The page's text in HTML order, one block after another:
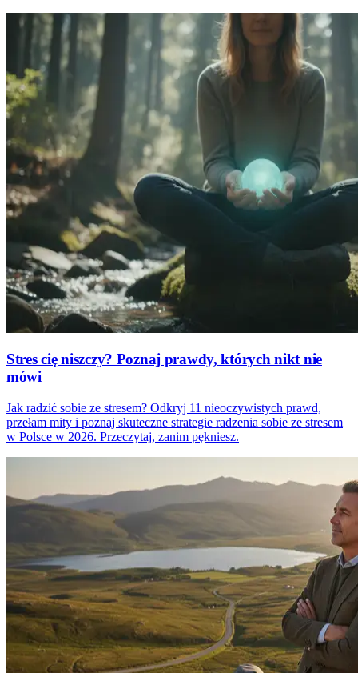
Stres cię niszczy? Poznaj prawdy, których nikt nie
mówi
Jak radzić sobie ze stresem? Odkryj 11 nieoczywistych prawd,
przełam mity i poznaj skuteczne strategie radzenia sobie ze stresem
w Polsce w 2026. Przeczytaj, zanim pękniesz.